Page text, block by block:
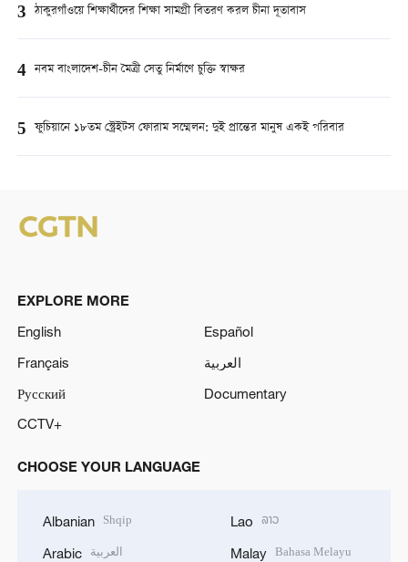
3 ঠাকুরগাঁওয়ে শিক্ষার্থীদের শিক্ষা সামগ্রী বিতরণ করল চীনা দূতাবাস
4 নবম বাংলাদেশ-চীন মৈত্রী সেতু নির্মাণে চুক্তি স্বাক্ষর
5 ফুচিয়ানে ১৮তম স্ট্রেইটস ফোরাম সম্মেলন: দুই প্রান্তের মানুষ একই পরিবার
EXPLORE MORE
English
Español
Français
العربية
Русский
Documentary
CCTV+
CHOOSE YOUR LANGUAGE
Albanian Shqip
Arabic العربية
Lao ລາວ
Malay Bahasa Melayu